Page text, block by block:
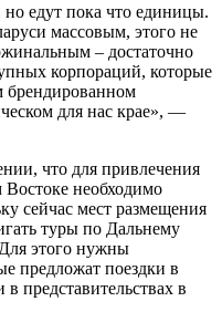
едут пока что единицы.
массовым, этого не
– достаточно
корпораций, которые
брендированном
для нас крае», —
что для привлечения
необходимо
сейчас мест размещения
туры по Дальнему
этого нужны
предложат поездки в
представительствах в